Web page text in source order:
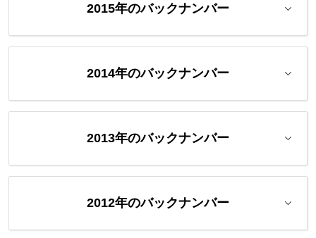
2015年のバックナンバー
2014年のバックナンバー
2013年のバックナンバー
2012年のバックナンバー